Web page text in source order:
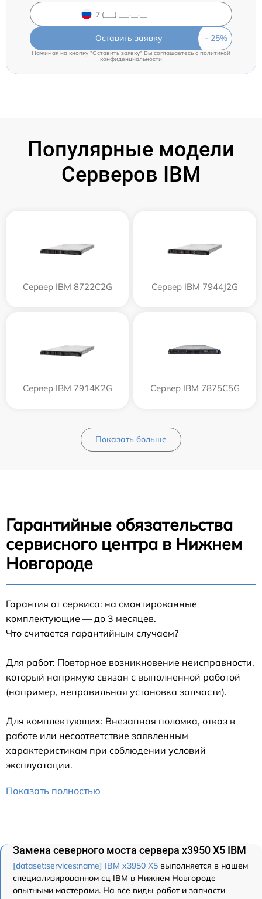
Оставить заявку
Нажимая на кнопку "Оставить заявку" Вы соглашаетесь c политикой
конфиденциальности
Популярные модели
Серверов IBM
Сервер IBM 8722C2G Сервер IBM 7944J2G
Сервер IBM 7914K2G Сервер IBM 7875C5G
Показать больше
Гарантийные обязательства
сервисного центра в Нижнем
Новгороде
Гарантия от сервиса: на смонтированные
комплектующие — до 3 месяцев.
Что считается гарантийным случаем?
Для работ: Повторное возникновение неисправности,
который напрямую связан с выполненной работой
(например, неправильная установка запчасти).
Для комплектующих: Внезапная поломка, отказ в
работе или несоответствие заявленным
характеристикам при соблюдении условий
эксплуатации.
Показать полностью
Замена северного моста сервера x3950 X5 IBM
[dataset:services:name] IBM x3950 X5 выполняется в нашем
специализированном сц IBM в Нижнем Новгороде
опытными мастерами. На все виды работ и запчасти